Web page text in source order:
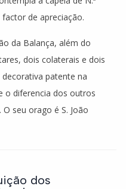
de apreciação.
da Balança, além do
dois colaterais e dois
patente na
o diferencia dos outros
seu orago é S. João
dos